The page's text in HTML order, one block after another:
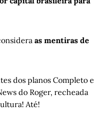
as mentiras de
dos planos Completo e
do Roger, recheada
Até!